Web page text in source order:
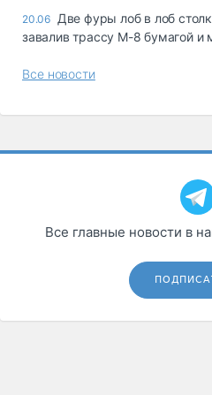
20.06 Две фуры лоб в лоб
завалив трассу М-8 бумагой и
Все новости
Все главные новости в